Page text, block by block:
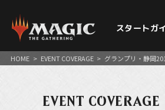
スタートガ
HOME > EVENT COVERAGE > グランプリ・静岡
EVENT COVERAGE